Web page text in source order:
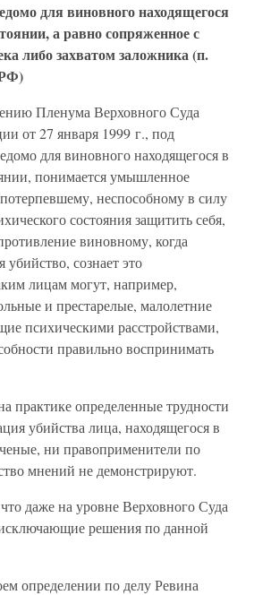
для виновного находящегося
а равно сопряженное с
либо захватом заложника (п.
Пленума Верховного Суда
от 27 января 1999 г., под
для виновного находящегося в
понимается умышленное
неспособному в силу
состояния защитить себя,
виновному, когда
сознает это
лицам могут, например,
и престарелые, малолетние
психическими расстройствами,
правильно воспринимать
практике определенные трудности
убийства лица, находящегося в
ни правоприменители по
мнений не демонстрируют.
даже на уровне Верховного Суда
решения по данной
определении по делу Ревина